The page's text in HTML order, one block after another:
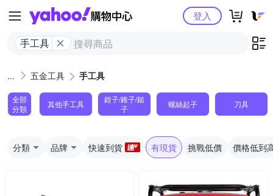
Yahoo購物中心
手工具
登入
五金工具 手工具
全部
分類
其他手工具
鉗子/錐子/鎚
子
螺絲起子 刀具
分類 品牌 快速到貨 有現貨 挑戰低價 價格低到